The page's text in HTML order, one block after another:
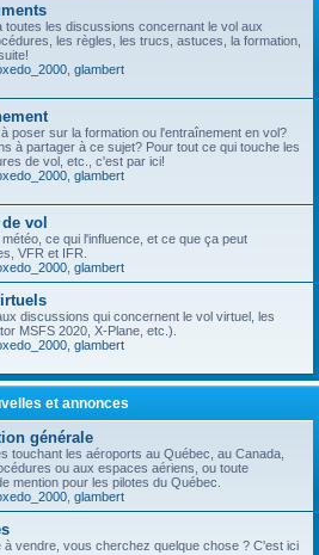
toutes les discussions concernant le vol aux
les règles, les trucs, astuces, la formation,
glambert
poser sur la formation ou l'entraînement en vol?
à partager à ce sujet? Pour tout ce qui touche les
de vol, etc., c'est par ici!
glambert
vol
ce qui l'influence, et ce que ça peut
VFR et IFR.
glambert
discussions qui concernent le vol virtuel, les
MSFS 2020, X-Plane, etc.).
glambert
et annonces
générale
touchant les aéroports au Québec, au Canada,
ou aux espaces aériens, ou toute
mention pour les pilotes du Québec.
glambert
à vendre, vous cherchez quelque chose ? C'est ici